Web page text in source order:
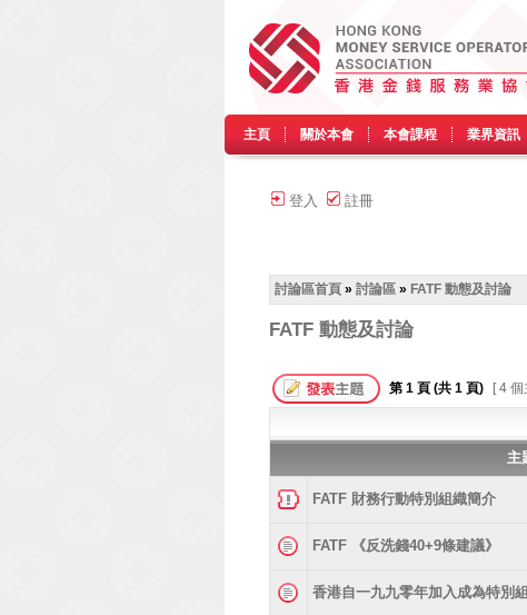
主頁 關於本會 本會課程 業界資訊
登入 註冊
討論區首頁 » 討論區 » FATF 動態及討論
FATF 動態及討論
第 1 頁 (共 1 頁) [ 4
主
FATF 財務行動特別組織簡介
FATF 《反洗錢40+9條建議》
香港自一九九零年加入成為特別